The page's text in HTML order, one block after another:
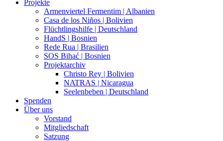
Projekte
Armenviertel Fermentim | Albanien
Casa de los Niños | Bolivien
Flüchtlingshilfe | Deutschland
HandS | Bosnien
Rede Rua | Brasilien
SOS Bihać | Bosnien
Projektarchiv
Christo Rey | Bolivien
NATRAS | Nicaragua
Seelenbeben | Deutschland
Spenden
Über uns
Vorstand
Mitgliedschaft
Satzung